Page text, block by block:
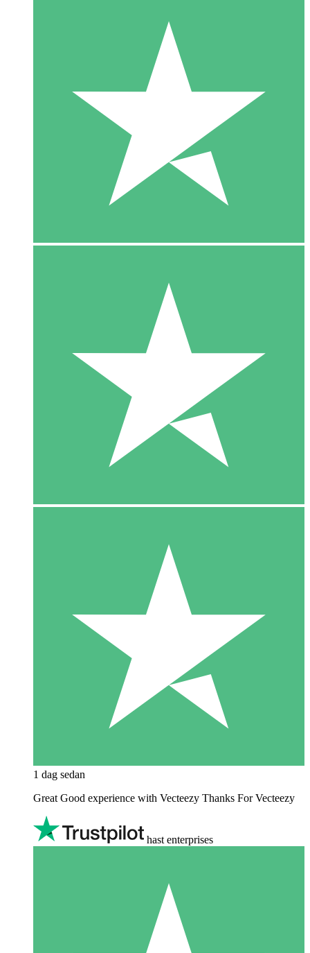
1 dag sedan
Great Good experience with Vecteezy Thanks For Vecteezy
hast enterprises